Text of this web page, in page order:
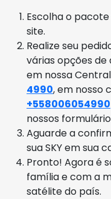
Escolha o
site.
Realize seu
várias opções
em nossa
4990, em nosso
+558006054990
nossos
Aguarde a
sua SKY em sua
Pronto! Agora é
família e com a
satélite do país.